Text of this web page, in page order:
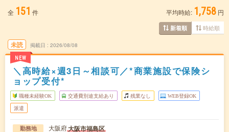
全 151 件 平均時給: 1,758 円
新着順 時給順
未読
NEW
掲載日 2026/08/08
＼高時給×週3日～相談可／*商業施設で保険シ
ョップ受付*
職種未経験OK 交通費別途支給あり 残業なし WEB登録OK
派遣
勤務地 大阪府大阪市福島区